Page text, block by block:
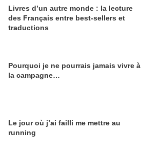
Livres d’un autre monde : la lecture
des Français entre best-sellers et
traductions
Pourquoi je ne pourrais jamais vivre à
la campagne…
Le jour où j’ai failli me mettre au
running